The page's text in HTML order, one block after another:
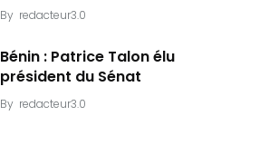
By redacteur3.0
Bénin : Patrice Talon élu
président du Sénat
By redacteur3.0